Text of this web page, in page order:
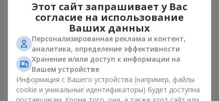
Букет "Киото" из 5 белых
хризантем
999 грн
Заказать
Букет "Времена года"
Заказать
Этот сайт запрашивает у Вас
согласие на использование
Ваших данных
Персонализированная реклама и контент,
аналитика, определение эффективности
Хранение и/или доступ к информации на
Вашем устройстве
Информация с Вашего устройства (например, файлы
cookie и уникальные идентификаторы) будет доступна